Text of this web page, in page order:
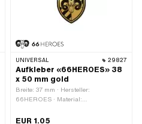
UNIVERSAL 29827
Aufkleber «66HEROES» 38
x 50 mm gold
Breite: 37 mm · Hersteller:
66HEROES · Material:
Verwendungsort: Universal · Farbe:
EUR 1.05